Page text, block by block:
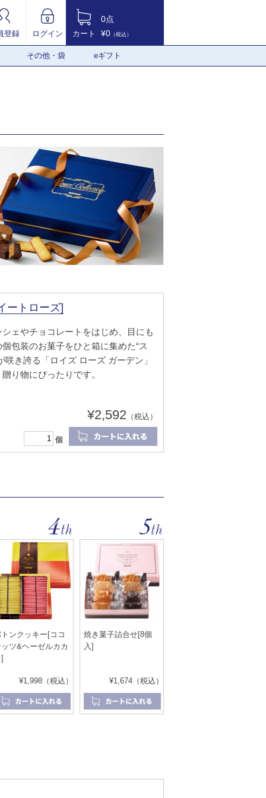
登録 ログイン カート
0点
¥0 （税込）
その他・袋 eギフト
ートローズ]
ェやチョコレートをはじめ、目にも
包装のお菓子をひと箱に集めた“ス
咲き誇る「ロイズ ローズ ガーデン」
り物にぴったりです。
¥2,592 （税込）
個
ンクッキー[ココ
ツ&ヘーゼルカカ
¥1,998（税込）
焼き菓子詰合せ[8個
入]
¥1,674（税込）